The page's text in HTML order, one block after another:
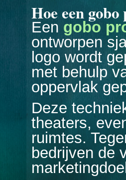
Hoe een
Een gobo
ontworpen
logo wordt
met behulp
oppervlak
Deze
theaters,
ruimtes.
bedrijven de